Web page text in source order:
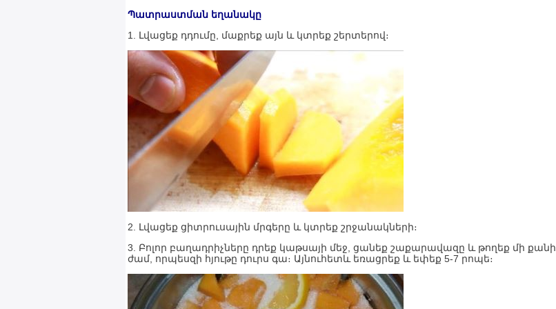
Պատրաստման եղանակը
1. Լվացեք դդումը, մաքրեք այն և կտրեք շերտերով։
2. Լվացեք ցիտրուսային մրգերը և կտրեք շրջանակների։
3. Բոլոր բաղադրիչները դրեք կաթսայի մեջ, ցանեք շաքարավազը և թողեք մի քանի
ժամ, որպեսզի հյութը դուրս գա։ Այնուհետև եռացրեք և եփեք 5-7 րոպե։